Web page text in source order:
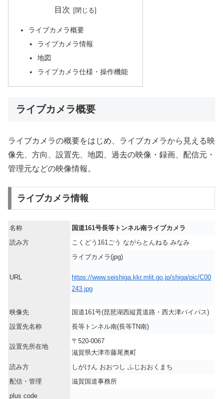
目次
ライブカメラ概要
ライブカメラ情報
地図
ライブカメラ仕様・操作機能
ライブカメラ概要
ライブカメラの概要をはじめ、ライブカメラから見える映
像先、方向、設置先、地図、過去の映像・録画、配信元・
管理元などの映像情報。
ライブカメラ情報
名称
国道161号長等トンネル南ライブカメラ
読み方
こくどう161ごう ながらとんねる みなみ
URL
ライブカメラ(jpg)
https://www.seishiga.kkr.mlit.go.jp/shiga/pic/C00
243.jpg
映像先
国道161号(琵琶湖西縦貫道路・西大津バイパス)
設置先名称
長等トンネル南(長等TN南)
設置先所在地
〒520-0067
滋賀県大津市藤尾奥町
読み方
しがけん おおつし ふじおおくまち
配信・管理
滋賀国道事務所
plus code